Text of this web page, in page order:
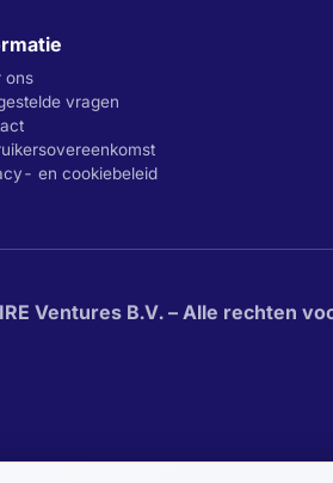
ons
vragen
en cookiebeleid
Ventures B.V. – Alle rechten